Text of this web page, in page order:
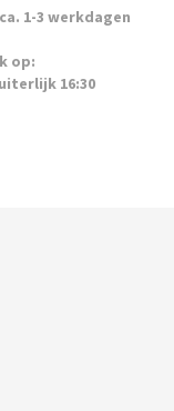
1-3 werkdagen
op:
16:30